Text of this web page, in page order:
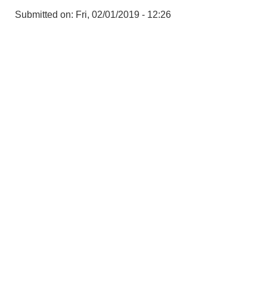
Submitted on: Fri, 02/01/2019 - 12:26